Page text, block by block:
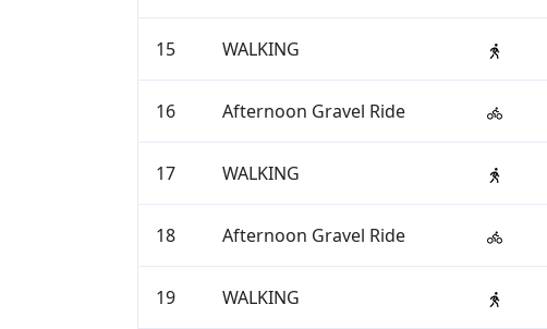
15 WALKING
16 Afternoon Gravel Ride
17 WALKING
18 Afternoon Gravel Ride
19 WALKING